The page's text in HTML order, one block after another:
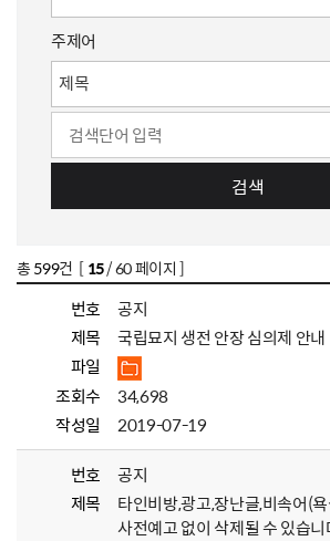
주제어
검색
총 599건 [ 15/ 60 페이지 ]
번호
공지
제목
국립묘지 생전 안장 심의제 안내
파일
조회수
34,698
작성일
2019-07-19
번호
공지
제목
타인비방,광고,장난글,비속어(
사전예고 없이 삭제될 수 있습니